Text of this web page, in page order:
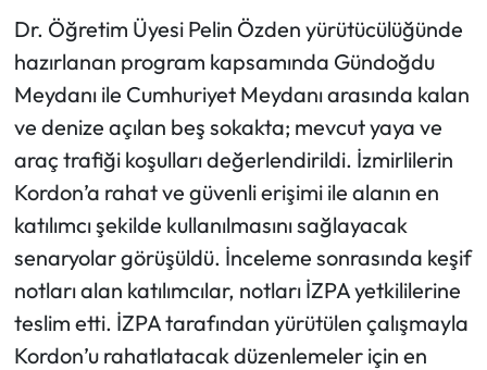
Dr. Öğretim Üyesi Pelin Özden yürütücülüğünde
hazırlanan program kapsamında Gündoğdu
Meydanı ile Cumhuriyet Meydanı arasında kalan
ve denize açılan beş sokakta; mevcut yaya ve
araç trafiği koşulları değerlendirildi. İzmirlilerin
Kordon’a rahat ve güvenli erişimi ile alanın en
katılımcı şekilde kullanılmasını sağlayacak
senaryolar görüşüldü. İnceleme sonrasında keşif
notları alan katılımcılar, notları İZPA yetkililerine
teslim etti. İZPA tarafından yürütülen çalışmayla
Kordon’u rahatlatacak düzenlemeler için en